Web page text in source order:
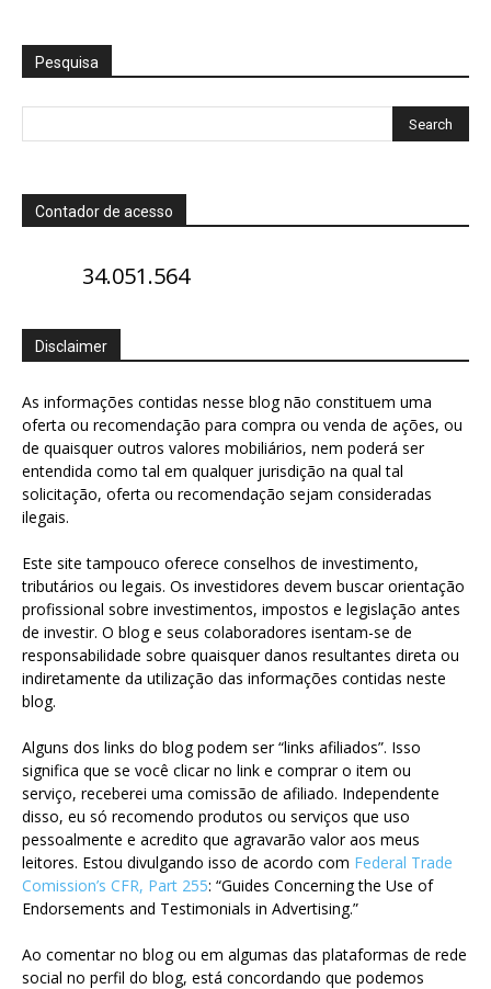
Pesquisa
Contador de acesso
34.051.564
Disclaimer
As informações contidas nesse blog não constituem uma
oferta ou recomendação para compra ou venda de ações, ou
de quaisquer outros valores mobiliários, nem poderá ser
entendida como tal em qualquer jurisdição na qual tal
solicitação, oferta ou recomendação sejam consideradas
ilegais.
Este site tampouco oferece conselhos de investimento,
tributários ou legais. Os investidores devem buscar orientação
profissional sobre investimentos, impostos e legislação antes
de investir. O blog e seus colaboradores isentam-se de
responsabilidade sobre quaisquer danos resultantes direta ou
indiretamente da utilização das informações contidas neste
blog.
Alguns dos links do blog podem ser “links afiliados”. Isso
significa que se você clicar no link e comprar o item ou
serviço, receberei uma comissão de afiliado. Independente
disso, eu só recomendo produtos ou serviços que uso
pessoalmente e acredito que agravarão valor aos meus
leitores. Estou divulgando isso de acordo com Federal Trade
Comission’s CFR, Part 255: “Guides Concerning the Use of
Endorsements and Testimonials in Advertising.”
Ao comentar no blog ou em algumas das plataformas de rede
social no perfil do blog, está concordando que podemos